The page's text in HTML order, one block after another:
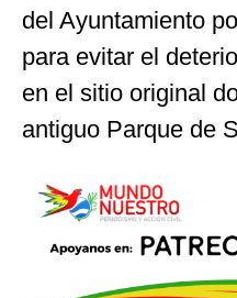
del Ayuntamiento
para evitar el
en el sitio original
antiguo Parque de